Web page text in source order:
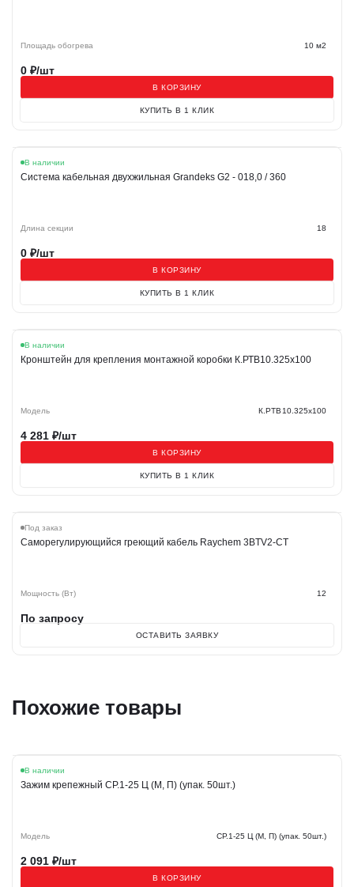
Площадь обогрева 10 м2
0 ₽/шт
В КОРЗИНУ
КУПИТЬ В 1 КЛИК
В наличии
Система кабельная двухжильная Grandeks G2 - 018,0 / 360
Длина секции 18
0 ₽/шт
В КОРЗИНУ
КУПИТЬ В 1 КЛИК
В наличии
Кронштейн для крепления монтажной коробки К.РТВ10.325х100
Модель К.РТВ10.325х100
4 281 ₽/шт
В КОРЗИНУ
КУПИТЬ В 1 КЛИК
Под заказ
Саморегулирующийся греющий кабель Raychem 3BTV2-CT
Мощность (Вт) 12
По запросу
ОСТАВИТЬ ЗАЯВКУ
Похожие товары
В наличии
Зажим крепежный СР.1-25 Ц (М, П) (упак. 50шт.)
Модель СР.1-25 Ц (М, П) (упак. 50шт.)
2 091 ₽/шт
В КОРЗИНУ